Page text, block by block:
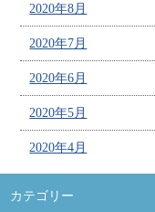
2020年8月
2020年7月
2020年6月
2020年5月
2020年4月
カテゴリー